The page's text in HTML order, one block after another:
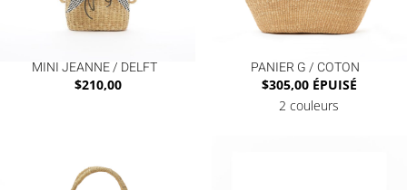
MINI JEANNE / DELFT
$210,00
PANIER G / COTON
$305,00 ÉPUISÉ
2 couleurs